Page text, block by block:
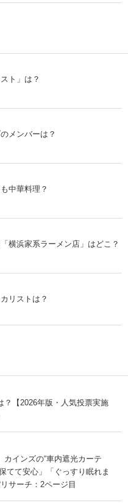
ト」は？
メンバーは？
中華料理？
横浜家系ラーメン店」はどこ？
リストは？
？【2026年版・人気投票実施
インズの“車内遮光カーテ
てて安心」「ぐっすり眠れま
サーチ：2ページ目